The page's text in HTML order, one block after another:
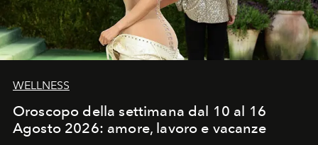
WELLNESS
Oroscopo della settimana dal 10 al 16
Agosto 2026: amore, lavoro e vacanze